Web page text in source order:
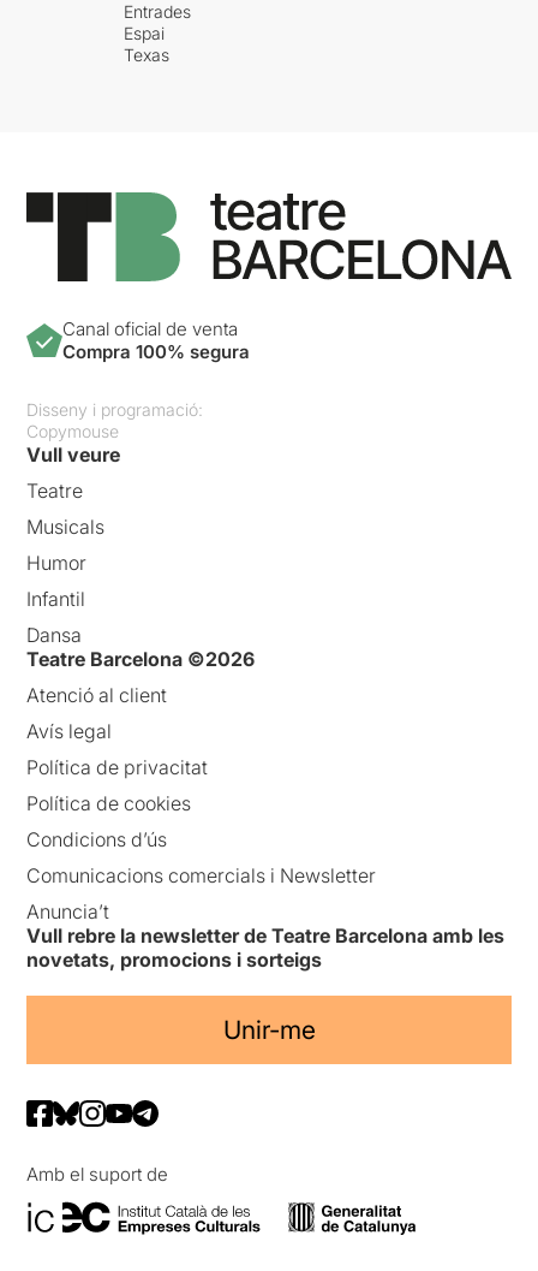
Entrades
Espai
Texas
Canal oficial de venta
Compra 100% segura
Disseny i programació:
Copymouse
Vull veure
Teatre
Musicals
Humor
Infantil
Dansa
Teatre Barcelona ©2026
Atenció al client
Avís legal
Política de privacitat
Política de cookies
Condicions d’ús
Comunicacions comercials i Newsletter
Anuncia’t
Vull rebre la newsletter de Teatre Barcelona amb les
novetats, promocions i sorteigs
Unir-me
Amb el suport de